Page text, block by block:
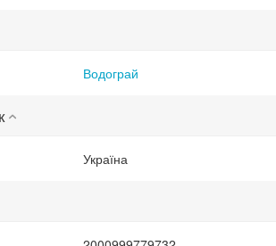
Водограй
Україна